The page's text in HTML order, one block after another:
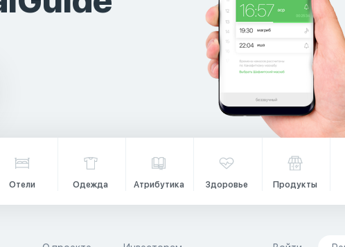
Отели Одежда Атрибутика Здоровье Продукты